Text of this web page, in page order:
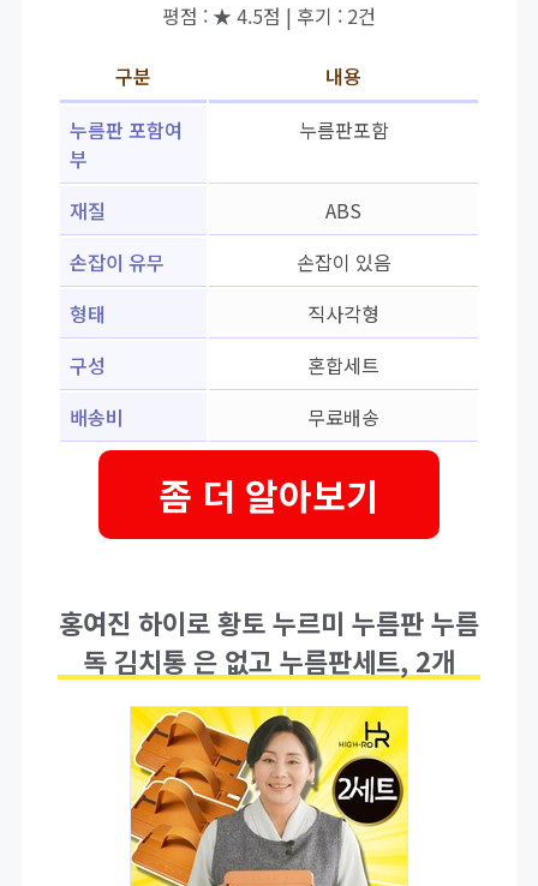
평점 : ★ 4.5점 | 후기 : 2건
구분
내용
누름판 포함여
부
누름판포함
재질
ABS
손잡이 유무
손잡이 있음
형태
직사각형
구성
혼합세트
배송비
무료배송
좀 더 알아보기
홍여진 하이로 황토 누르미 누름판 누름
독 김치통 은 없고 누름판세트, 2개